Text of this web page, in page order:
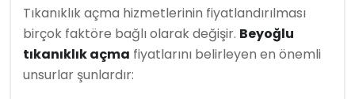
Tıkanıklık açma hizmetlerinin fiyatlandırılması
birçok faktöre bağlı olarak değişir. Beyoğlu
tıkanıklık açma fiyatlarını belirleyen en önemli
unsurlar şunlardır: